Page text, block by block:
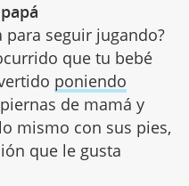
para seguir jugando?
que tu bebé
poniendo
de mamá y
mismo con sus pies,
que le gusta